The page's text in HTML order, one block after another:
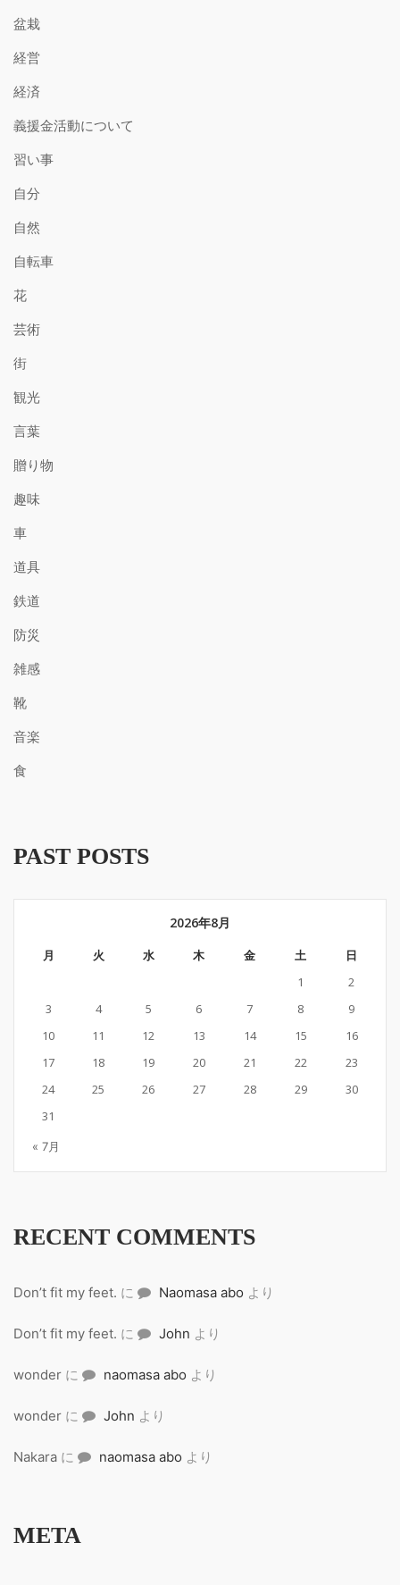
盆栽
経営
経済
義援金活動について
習い事
自分
自然
自転車
花
芸術
街
観光
言葉
贈り物
趣味
車
道具
鉄道
防災
雑感
靴
音楽
食
PAST POSTS
2026年8月
月 火 水 木 金 土
日
1
2
3
4 5 6 7 8
9
10
11 12 13 14 15
16
17
18 19 20 21 22
23
24
25 26 27 28 29
30
31
« 7月
RECENT COMMENTS
Don’t fit my feet. に Naomasa abo より
Don’t fit my feet. に John より
wonder に naomasa abo より
wonder に John より
Nakara に naomasa abo より
META